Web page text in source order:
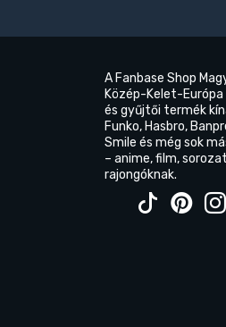
A Fanbase Shop
Közép-Kelet-Európa
és gyűjtői termék
Funko, Hasbro,
Smile és még sok
– anime, film,
rajongóknak.